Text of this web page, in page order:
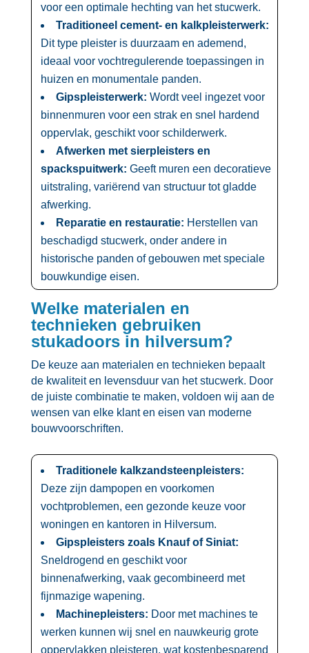
voor een optimale hechting van het stucwerk.​
Traditioneel cement- en kalkpleisterwerk:
Dit type pleister is duurzaam en ademend,
ideaal voor vochtregulerende toepassingen in
huizen en monumentale panden.​
Gipspleisterwerk: Wordt veel ingezet voor
binnenmuren voor een strak en snel hardend
oppervlak, geschikt voor schilderwerk.​
Afwerken met sierpleisters en
spackspuitwerk: Geeft muren een decoratieve
uitstraling, variërend van structuur tot gladde
afwerking.​
Reparatie en restauratie: Herstellen van
beschadigd stucwerk, onder andere in
historische panden of gebouwen met speciale
bouwkundige eisen.​
Welke materialen en
technieken gebruiken
stukadoors in hilversum?
De keuze aan materialen en technieken bepaalt
de kwaliteit en levensduur van het stucwerk.​ Door
de juiste combinatie te maken, voldoen wij aan de
wensen van elke klant en eisen van moderne
bouwvoorschriften.​
Traditionele kalkzandsteenpleisters:
Deze zijn dampopen en voorkomen
vochtproblemen, een gezonde keuze voor
woningen en kantoren in Hilversum.​
Gipspleisters zoals Knauf of Siniat:
Sneldrogend en geschikt voor
binnenafwerking, vaak gecombineerd met
fijnmazige wapening.​
Machinepleisters: Door met machines te
werken kunnen wij snel en nauwkeurig grote
oppervlakken pleisteren, wat kostenbesparend